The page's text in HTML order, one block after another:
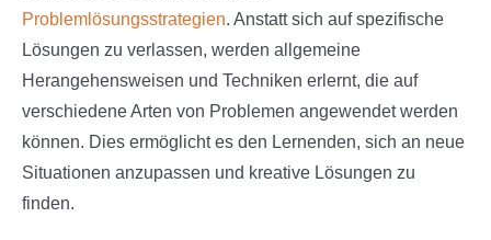
Problemlösungsstrategien. Anstatt sich auf spezifische
Lösungen zu verlassen, werden allgemeine
Herangehensweisen und Techniken erlernt, die auf
verschiedene Arten von Problemen angewendet werden
können. Dies ermöglicht es den Lernenden, sich an neue
Situationen anzupassen und kreative Lösungen zu
finden.